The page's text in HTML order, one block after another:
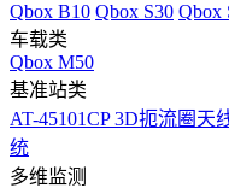
Qbox B10 Qbox S30 Qbox
车载类
Qbox M50
基准站类
AT-45101CP 3D扼流圈天
统
多维监测